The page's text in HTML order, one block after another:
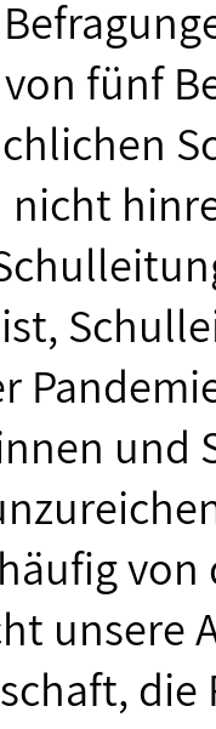
fünf
nicht
und
unsere
die